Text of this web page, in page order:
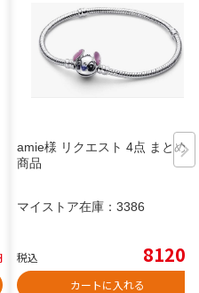
amie様 リクエスト 4点 まとめ
商品
マイストア在庫： 3386
税込 8120
カートに入れる